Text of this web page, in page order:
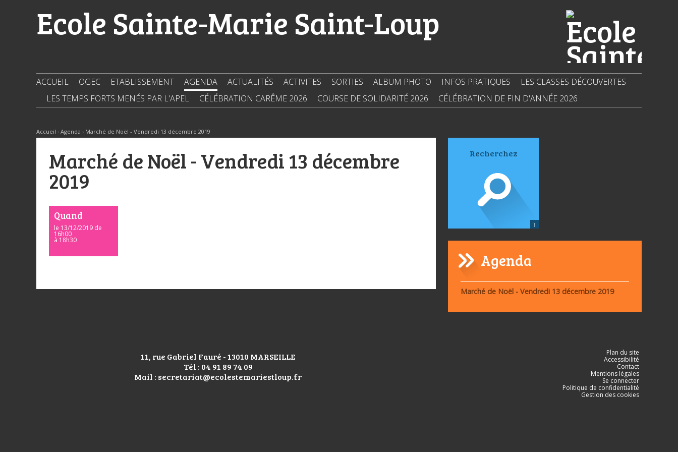
contenu.
Aller
Ecole Sainte-Marie Saint-Loup
ACCUEIL OGEC ETABLISSEMENT AGENDA ACTUALITÉS ACTIVITES SORTIES ALBUM PHOTO INFOS PRATIQUES
LES CLASSES DÉCOUVERTES
LES TEMPS FORTS MENÉS PAR L'APEL
CÉLÉBRATION CARÊME 2026 COURSE DE SOLIDARITÉ 2026 CÉLÉBRATION DE FIN D'ANNÉE 2026
Accueil › Agenda › Marché de Noël - Vendredi 13 décembre 2019
Navigation
Agenda
Marché de Noël - Vendredi 13 décembre 2019
Marché de Noël - Vendredi 13 décembre
2019
Quand
le 13/12/2019 de
16h00
à 18h30
11, rue Gabriel Fauré - 13010 MARSEILLE
Tél : 04 91 89 74 09
Mail : secretariat@ecolestemariestloup.fr
Plan du site
Accessibilité
Contact
Mentions légales
Se connecter
Politique de confidentialité
Gestion des cookies